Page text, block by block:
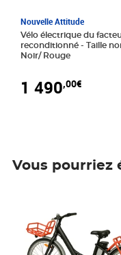
Nouvelle Attitude
Vélo électrique du
reconditionné - Taille normale -
Noir/ Rouge
1 490,00€
Vous pourriez